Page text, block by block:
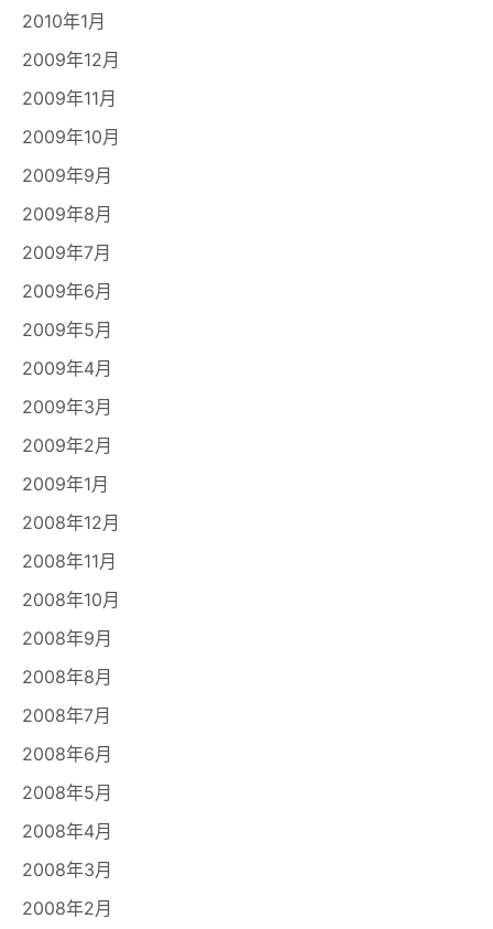
2010年1月
2009年12月
2009年11月
2009年10月
2009年9月
2009年8月
2009年7月
2009年6月
2009年5月
2009年4月
2009年3月
2009年2月
2009年1月
2008年12月
2008年11月
2008年10月
2008年9月
2008年8月
2008年7月
2008年6月
2008年5月
2008年4月
2008年3月
2008年2月